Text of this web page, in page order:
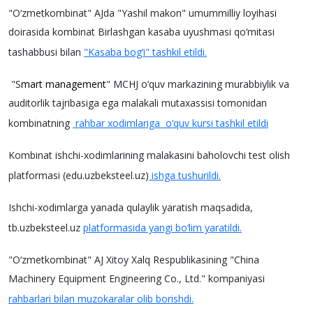
"O‘zmetkombinat" AJda "Yashil makon" umummilliy loyihasi
doirasida kombinat Birlashgan kasaba uyushmasi qo‘mitasi
tashabbusi bilan "Kasaba bog‘i" tashkil etildi.
"Smart management" MCHJ o‘quv markazining murabbiylik va
auditorlik tajribasiga ega malakali mutaxassisi tomonidan
kombinatning rahbar xodimlariga o‘quv kursi tashkil etildi
Kombinat ishchi-xodimlarining malakasini baholovchi test olish
platformasi (edu.uzbeksteel.uz) ishga tushurildi.
Ishchi-xodimlarga yanada qulaylik yaratish maqsadida,
tb.uzbeksteel.uz platformasida yangi bo‘lim yaratildi.
"O‘zmetkombinat" AJ Xitoy Xalq Respublikasining "China
Machinery Equipment Engineering Co., Ltd." kompaniyasi
rahbarlari bilan muzokaralar olib borishdi.